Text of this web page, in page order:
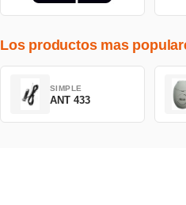
Los productos mas
SIMPLE
ANT 433